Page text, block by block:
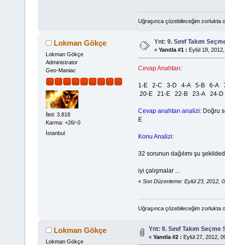
Uğraşınca çözebileceğim zorlukta
Lokman Gökçe
Lokman Gökçe
Administrator
Geo-Maniac
İleti: 3.818
Karma: +26/-0
İstanbul
Ynt: 9. Sınıf Takım
« Yanıtla #1 : Eylül 18,
Cevap Anahtarı:
1-E 2-C 3-D 4-A 5-B 6-A
20-E 21-E 22-B 23-A 24-
Cevap anahtarı analizi:Doğru
E
Konu Analizi:
32 sorunun dağılımı şu
iyi çalışmalar ...
« Son Düzenleme: Eylül 23, 2012,
Uğraşınca çözebileceğim zorlukta
Lokman Gökçe
Lokman Gökçe
Ynt: 9. Sınıf Takım Seçme
« Yanıtla #2 : Eylül 27, 2012,